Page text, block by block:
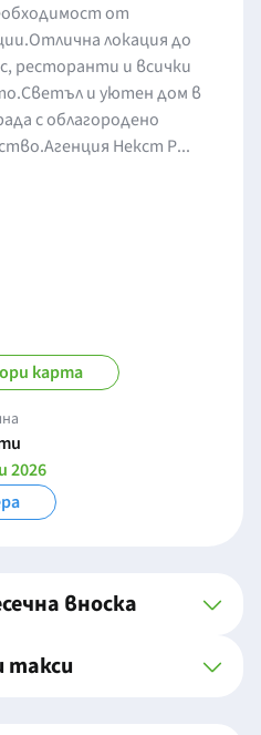
от
локация до
ресторанти и всички
и уютен дом в
с облагородено
Некст Р...
карта
2026
вноска
такси